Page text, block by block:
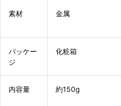
素材 金属
パッケー
ジ
化粧箱
内容量 約150g